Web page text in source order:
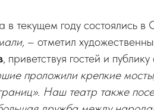
в текущем году состоялись
– отметил
, приветствуя гостей и
проложили крепкие
Наш театр также